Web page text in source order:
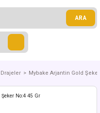
ARA
Drajeler Mybake Arjantin Gold